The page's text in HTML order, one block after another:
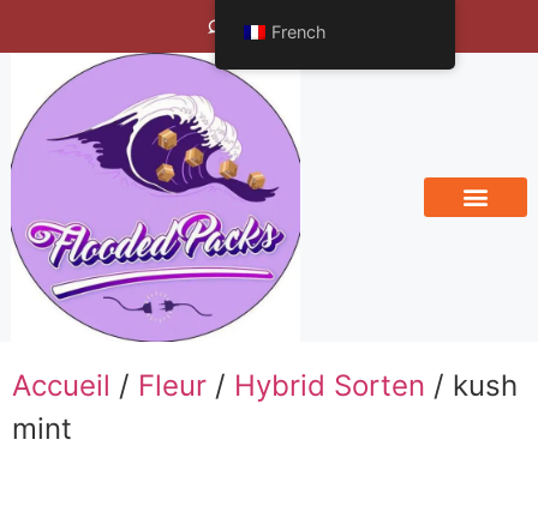
Bengals Vineyard
Accueil / Fleur / Hybrid Sorten / kush
mint
French